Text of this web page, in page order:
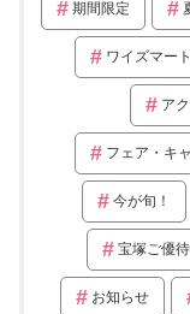
期間限定
ワイズマート
ア
フェア・キ
今が旬！
宝塚ご優
お知らせ